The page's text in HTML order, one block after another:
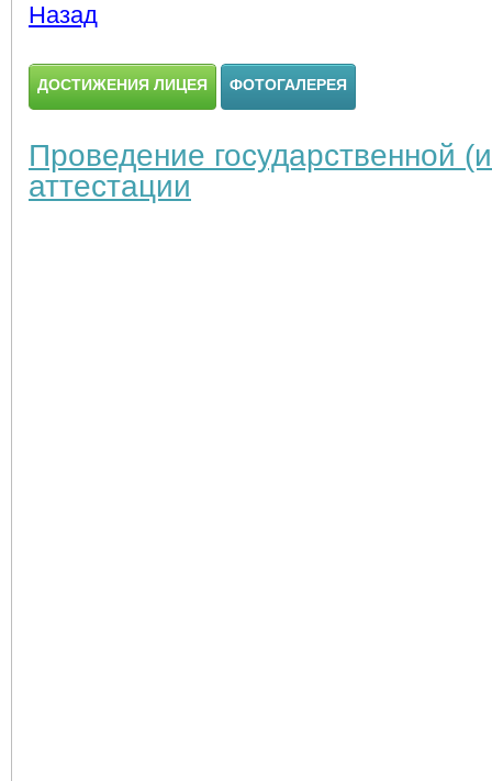
Назад
ДОСТИЖЕНИЯ ЛИЦЕЯ ФОТОГАЛЕРЕЯ
Проведение государственной
аттестации